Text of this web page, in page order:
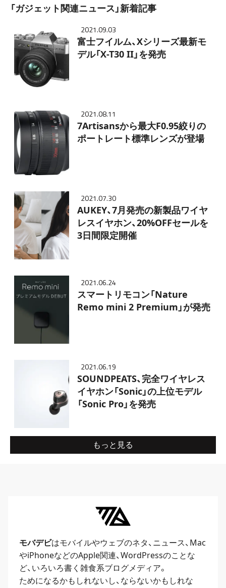
「ガジェット関連ニュース」新着記事
2021.09.03
富士フイルム、Xシリーズ最新モ
デル「X-T30 II」を発売
2021.08.11
7Artisansから最大F0.95絞りの
ポートレート標準レンズが登場
2021.07.30
AUKEY、7月発売の新製品ワイヤ
レスイヤホン、20%OFFセールを
3日間限定開催
2021.06.24
スマートリモコン「Nature
Remo mini 2 Premium」が発売
2021.06.19
SOUNDPEATS、完全ワイヤレス
イヤホン「Sonic」の上位モデル
「Sonic Pro」を発売
もっと見る
モバデビはモバイルやウェブのネタ、 ニュース、 Mac
やiPhoneなどのApple関連、WordPressのことな
ど、いろいろ書く雑食系ブログメディア。
ためになるかもしれないし、ならないかもしれな